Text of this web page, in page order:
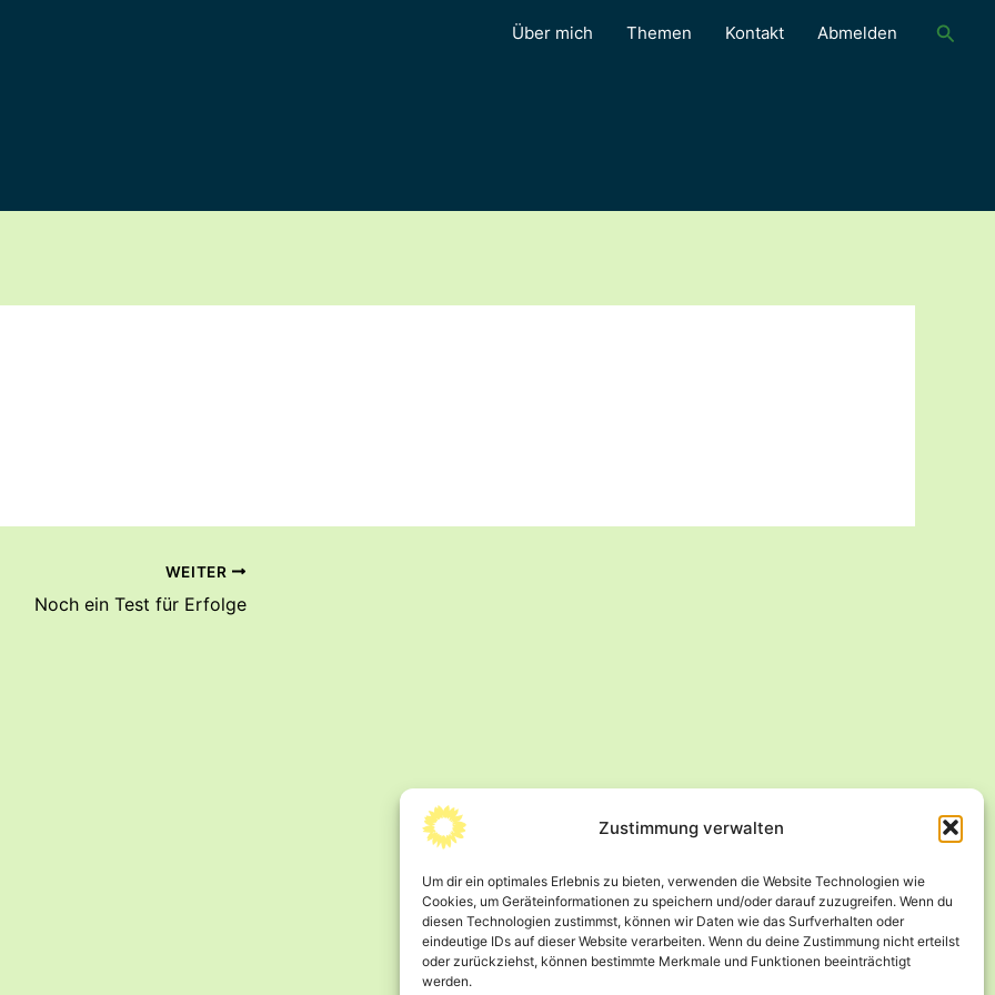
Zustimmung verwalten
Um dir ein optimales Erlebnis zu bieten, verwenden die Website Technologien wie
Cookies, um Geräteinformationen zu speichern und/oder darauf zuzugreifen. Wenn du
diesen Technologien zustimmst, können wir Daten wie das Surfverhalten oder
eindeutige IDs auf dieser Website verarbeiten. Wenn du deine Zustimmung nicht erteilst
oder zurückziehst, können bestimmte Merkmale und Funktionen beeinträchtigt
werden.
Über mich Themen Kontakt Abmelden
WEITER
Noch ein Test für Erfolge